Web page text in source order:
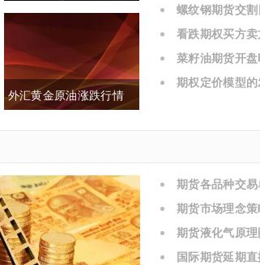
的作用(上证指数黄白线
分析)
外汇黄金原油涨跌行情
螺纹钢期货交
看跌期权买方
菜籽油期货开
期权定价模型
期货各品种交
期货市场理念
期货液化气原
国际期货延期